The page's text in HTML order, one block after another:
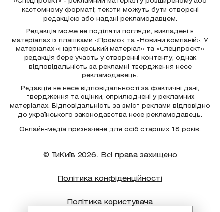
«Спецпроєкт» - рекламний матеріал у розширеному або
кастомному форматі; тексти можуть бути створені
редакцією або надані рекламодавцем.
Редакція може не поділяти погляди, викладені в
матеріалах із плашками «Промо» та «Новини компаній». У
матеріалах «Партнерський матеріал» та «Спецпроєкт»
редакція бере участь у створенні контенту, однак
відповідальність за рекламні твердження несе
рекламодавець.
Редакція не несе відповідальності за фактичні дані,
твердження та оцінки, оприлюднені у рекламних
матеріалах. Відповідальність за зміст реклами відповідно
до українського законодавства несе рекламодавець.
Онлайн-медіа призначене для осіб старших 18 років.
© ТиКиїв 2026. Всі права захищено
Політика конфіденційності
Політика користувача